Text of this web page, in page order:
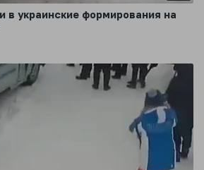
в украинские формирования на